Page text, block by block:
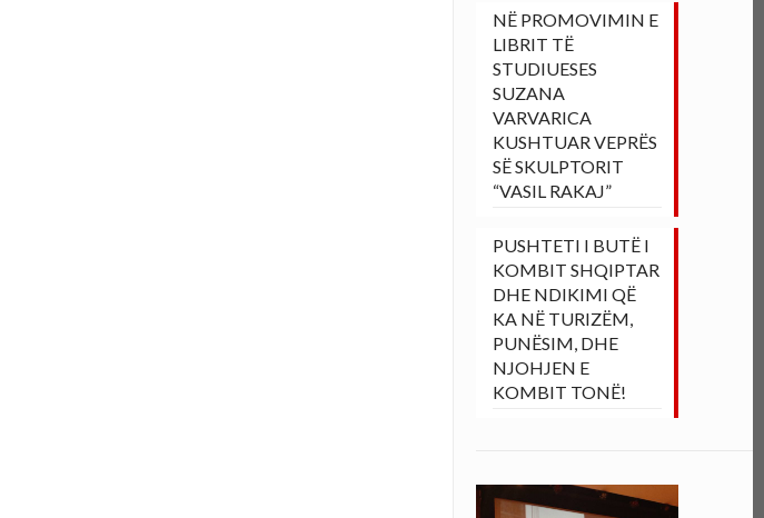
NË PROMOVIMIN E
LIBRIT TË
STUDIUESES
SUZANA
VARVARICA
KUSHTUAR VEPRËS
SË SKULPTORIT
“VASIL RAKAJ”
PUSHTETI I BUTË I
KOMBIT SHQIPTAR
DHE NDIKIMI QË
KA NË TURIZËM,
PUNËSIM, DHE
NJOHJEN E
KOMBIT TONË!